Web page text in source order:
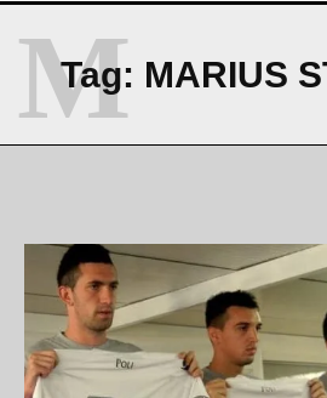
Tag: MARIUS
M